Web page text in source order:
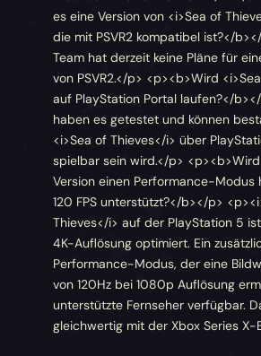
es eine Version von <i>Sea of
die mit PSVR2 kompatibel ist?</
Team hat derzeit keine Pläne für
von PSVR2.</p> <p><b>Wird
auf PlayStation Portal laufen?</
haben es getestet und können
<i>Sea of Thieves</i> über
spielbar sein wird.</p>
Version einen Performance-Modus
120 FPS unterstützt?</b></p>
Thieves</i> auf der PlayStation 5
4K-Auflösung optimiert. Ein
Performance-Modus, der eine
von 120Hz bei 1080p Auflösung
unterstützte Fernseher verfügbar.
gleichwertig mit der Xbox Series X-